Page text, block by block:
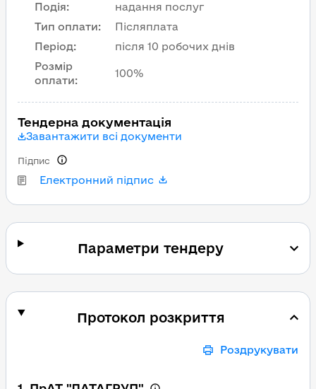
Подія:
надання послуг
Тип оплати:
Післяплата
Період:
після 10 робочих днів
Розмір
оплати:
100%
Тендерна документація
Завантажити всі документи
Електронний підпис
Підпис
Параметри тендеру
Протокол розкриття
Роздрукувати